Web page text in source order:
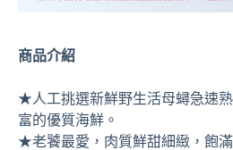
商品介紹
★人工挑選新鮮野生活母蟳急速
富的優質海鮮。
★老饕最愛，肉質鮮甜細緻，飽